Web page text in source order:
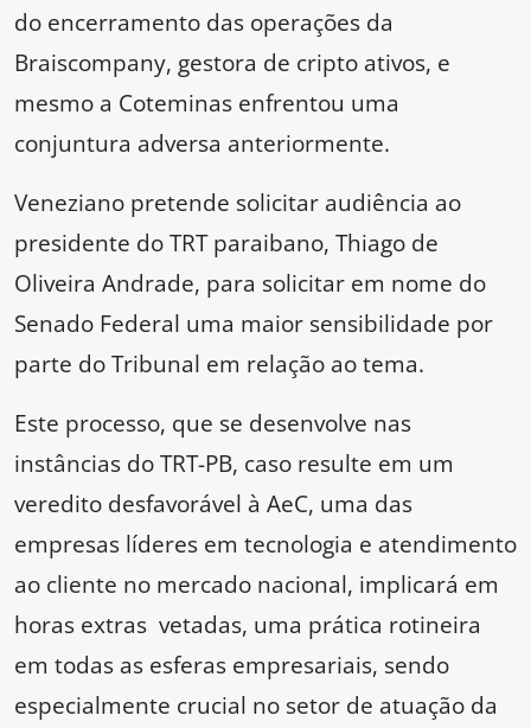
do encerramento das operações da
Braiscompany, gestora de cripto ativos, e
mesmo a Coteminas enfrentou uma
conjuntura adversa anteriormente.
Veneziano pretende solicitar audiência ao
presidente do TRT paraibano, Thiago de
Oliveira Andrade, para solicitar em nome do
Senado Federal uma maior sensibilidade por
parte do Tribunal em relação ao tema.
Este processo, que se desenvolve nas
instâncias do TRT-PB, caso resulte em um
veredito desfavorável à AeC, uma das
empresas líderes em tecnologia e atendimento
ao cliente no mercado nacional, implicará em
horas extras vetadas, uma prática rotineira
em todas as esferas empresariais, sendo
especialmente crucial no setor de atuação da